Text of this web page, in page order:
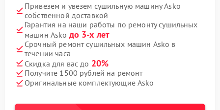
Привезем и увезем сушильную машину Asko
собственной доставкой
Гарантия на наши работы по ремонту сушильных
машин Asko до 3-х лет
Срочный ремонт сушильных машин Asko в
течении часа
Скидка для вас до 20%
Получите 1500 рублей на ремонт
Оригинальные комплектующие Asko